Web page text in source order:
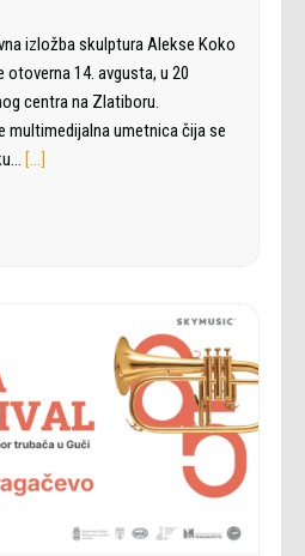
izložba skulptura Alekse Koko
14. avgusta, u 20
centra na Zlatiboru.
multimedijalna umetnica čija se
[…]